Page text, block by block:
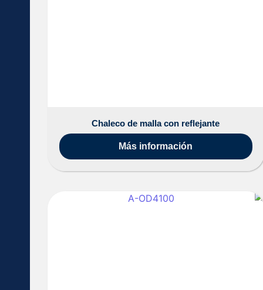
Chaleco de malla con reflejante
Más información